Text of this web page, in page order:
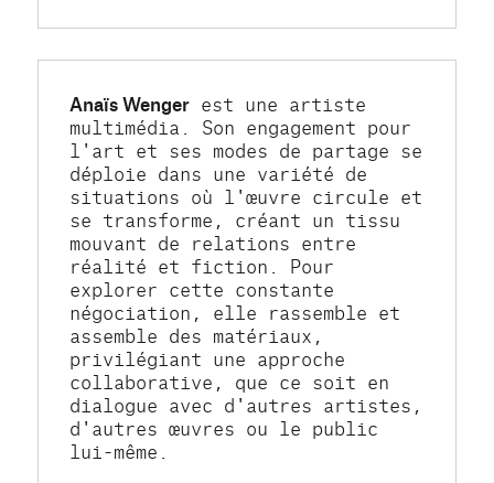
Anaïs Wenger est une artiste
multimédia. Son engagement pour
l'art et ses modes de partage se
déploie dans une variété de
situations où l'œuvre circule et
se transforme, créant un tissu
mouvant de relations entre
réalité et fiction. Pour
explorer cette constante
négociation, elle rassemble et
assemble des matériaux,
privilégiant une approche
collaborative, que ce soit en
dialogue avec d'autres artistes,
d'autres œuvres ou le public
lui-même.